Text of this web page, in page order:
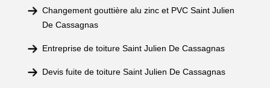
Changement gouttière alu zinc et PVC Saint Julien
De Cassagnas
Entreprise de toiture Saint Julien De Cassagnas
Devis fuite de toiture Saint Julien De Cassagnas